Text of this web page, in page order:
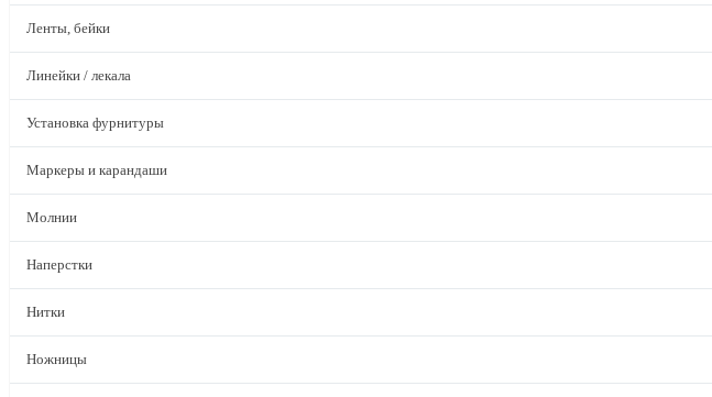
Ленты, бейки
Линейки / лекала
Установка фурнитуры
Маркеры и карандаши
Молнии
Наперстки
Нитки
Ножницы